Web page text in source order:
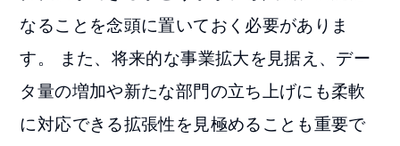
なることを念頭に置いておく必要がありま
す。 また、将来的な事業拡大を見据え、デー
タ量の増加や新たな部門の立ち上げにも柔軟
に対応できる拡張性を見極めることも重要で